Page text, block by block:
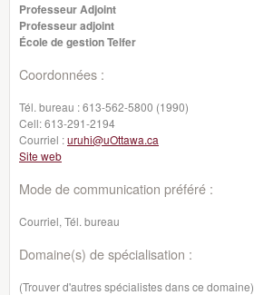
Professeur Adjoint
Professeur adjoint
École de gestion Telfer
Coordonnées :
Tél. bureau :613-562-5800 (1990)
Cell:613-291-2194
Courriel :uruhi@uOttawa.ca
Site web
Mode de communication préféré :
Courriel, Tél. bureau
Domaine(s) de spécialisation :
(Trouver d'autres spécialistes dans ce domaine)